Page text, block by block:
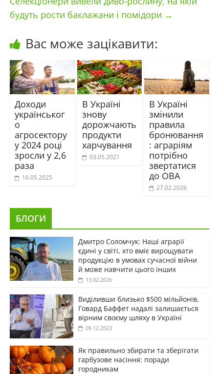
будуть рости баклажани і помідори →
Вас може зацікавити:
Доходи
українськог
о
агросектору
у 2024 році
зросли у 2,6
раза
16.05.2025
В Україні
знову
дорожчають
продукти
харчування
03.05.2021
В Україні
змінили
правила
бронювання
: аграріям
потрібно
звертатися
до ОВА
27.02.2026
БЛОГИ
Дмитро Соломчук: Наші аграрії
єдині у світі, хто вміє вирощувати
продукцію в умовах сучасної війни
й може навчити цього інших
13.02.2026
Виділивши близько $500 мільйонів,
Говард Баффет надалі залишається
вірним своєму шляху в Україні
09.12.2023
Як правильно збирати та зберігати
гарбузове насіння: поради
городникам